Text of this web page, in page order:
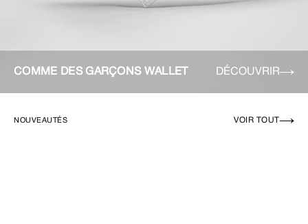
COMME DES GARÇONS WALLET DÉCOUVRIR
NOUVEAUTÉS VOIR TOUT